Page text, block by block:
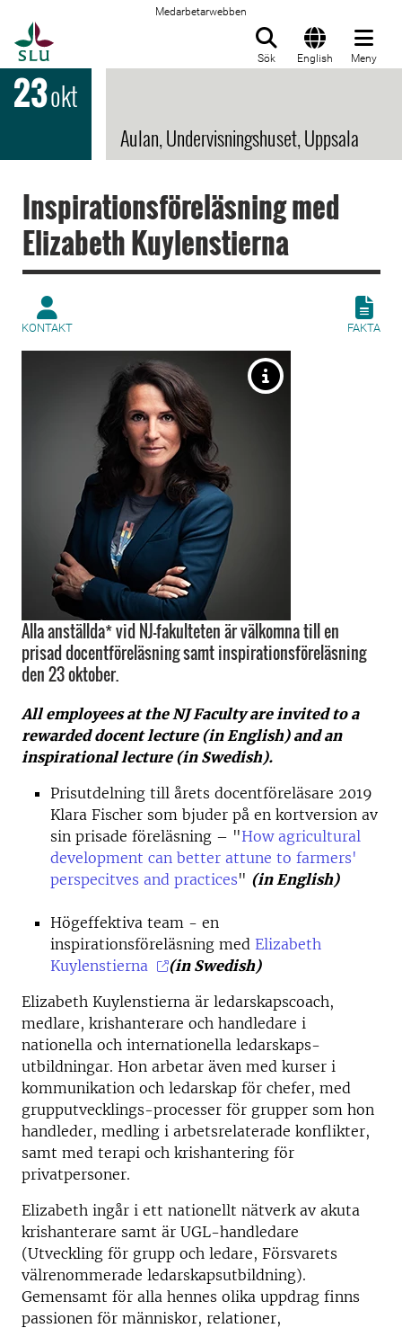
Medarbetarwebben
Sök English Meny
23okt
Aulan, Undervisningshuset, Uppsala
Inspirationsföreläsning med
Elizabeth Kuylenstierna
KONTAKT FAKTA
Alla anställda* vid NJ-fakulteten är välkomna till en
prisad docentföreläsning samt inspirationsföreläsning
den 23 oktober.
All employees at the NJ Faculty are invited to a
rewarded docent lecture (in English)and an
inspirational lecture (in Swedish).
Prisutdelning till årets docentföreläsare 2019
Klara Fischer som bjuder på en kortversion av
sin prisade föreläsning – "How agricultural
development can better attune to farmers'
perspecitves and practices" (in English)
Högeffektiva team - en
inspirationsföreläsning med Elizabeth
Kuylenstierna
(in Swedish)
Elizabeth Kuylenstierna är ledarskapscoach,
medlare, krishanterare och handledare i
nationella och internationella ledarskaps-
utbildningar. Hon arbetar även med kurser i
kommunikation och ledarskap för chefer, med
grupputvecklings-processer för grupper som hon
handleder, medling i arbetsrelaterade konflikter,
samt med terapi och krishantering för
privatpersoner.
Elizabeth ingår i ett nationellt nätverk av akuta
krishanterare samt är UGL-handledare
(Utveckling för grupp och ledare, Försvarets
välrenommerade ledarskapsutbildning).
Gemensamt för alla hennes olika uppdrag finns
passionen för människor, relationer,